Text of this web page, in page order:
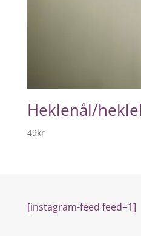
Heklenål/
49kr
[instagram-feed feed=1]